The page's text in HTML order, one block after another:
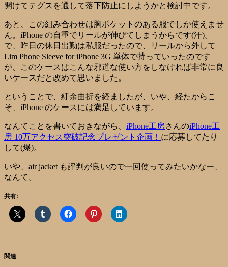
開けてテグスを通して落下防止にしようかと検討中です。
あと、この組み合わせは胸ポケットのある服でしか使えませ
ん。iPhone の自重でリールが伸びてしまうからです(汗)。
で、昨日の休日出勤は私服だったので、リールから外して
Lim Phone Sleeve for iPhone 3G 単体で持っていったのです
が、このケースはこんな邪道な使い方をしなければ非常に良
いケースだと改めて思いました。
ということで、紆余曲折を経ましたが、いや、経たからこ
そ、iPhone のケースには満足しています。
なんてことを書いておきながら、 iPhone工房さんのiPhone工
房 10万アクセス突破記念プレゼント企画！ に応募してたり
して(爆)。
いや、air jacket も評判が良いので一回使ってみたいかなー、
なんて。
共有:
関連